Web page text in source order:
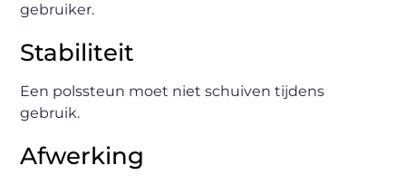
gebruiker.
Stabiliteit
Een polssteun moet niet schuiven tijdens
gebruik.
Afwerking